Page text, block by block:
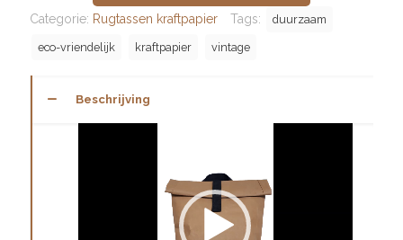
Categorie: Rugtassen kraftpapier Tags: duurzaam
eco-vriendelijk kraftpapier vintage
Beschrijving